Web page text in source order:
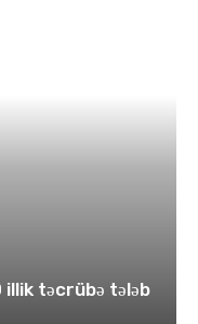
illik təcrübə tələb